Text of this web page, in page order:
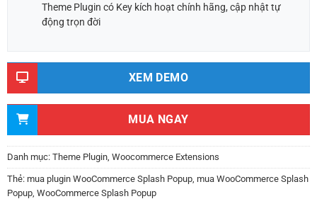
Theme Plugin có Key kích hoạt chính hãng, cập nhật tự
động trọn đời
XEM DEMO
MUA NGAY
Danh mục: Theme Plugin, Woocommerce Extensions
Thẻ: mua plugin WooCommerce Splash Popup, mua WooCommerce Splash
Popup, WooCommerce Splash Popup